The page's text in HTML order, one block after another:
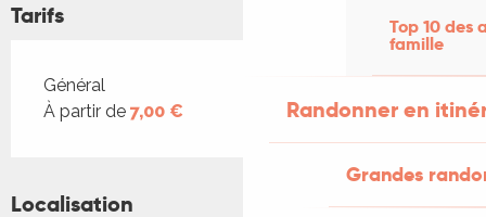
Top 10 des
famille
Randonner en
Grandes
Tarifs
Tarifs 2026
Général
À partir de 7,00 €
Localisation